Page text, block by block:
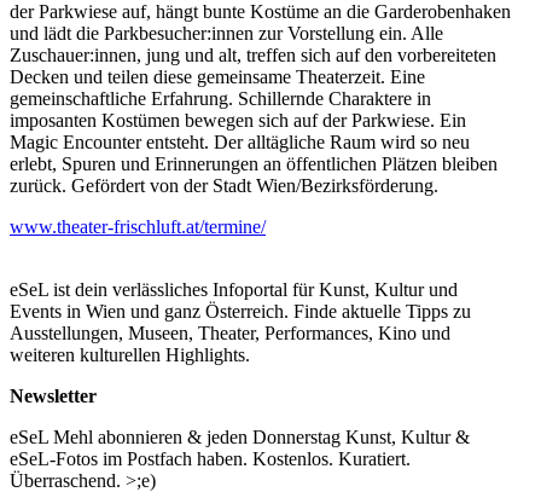
der Parkwiese auf, hängt bunte Kostüme an die Garderobenhaken
und lädt die Parkbesucher:innen zur Vorstellung ein. Alle
Zuschauer:innen, jung und alt, treffen sich auf den vorbereiteten
Decken und teilen diese gemeinsame Theaterzeit. Eine
gemeinschaftliche Erfahrung. Schillernde Charaktere in
imposanten Kostümen bewegen sich auf der Parkwiese. Ein
Magic Encounter entsteht. Der alltägliche Raum wird so neu
erlebt, Spuren und Erinnerungen an öffentlichen Plätzen bleiben
zurück. Gefördert von der Stadt Wien/Bezirksförderung.
www.theater-frischluft.at/termine/
eSeL ist dein verlässliches Infoportal für Kunst, Kultur und
Events in Wien und ganz Österreich. Finde aktuelle Tipps zu
Ausstellungen, Museen, Theater, Performances, Kino und
weiteren kulturellen Highlights.
Newsletter
eSeL Mehl abonnieren & jeden Donnerstag Kunst, Kultur &
eSeL-Fotos im Postfach haben. Kostenlos. Kuratiert.
Überraschend. >;e)